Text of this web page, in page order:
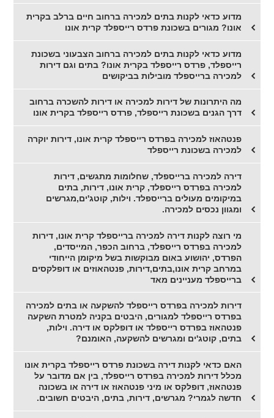
מדוע כדאי לקנות בתים למכירה ברחוב חיים ברלב בקרית
אונו? מגורים בשכונת פרדס רייספלד קרית אונו
מדוע כדאי לקנות בתים למכירה ברחוב הצבעוני בשכונת
רייספלד, פרדס רייספלד בקרית אונו? בתים וגם דירות
למכירה ברייספלד מובילות בביקושים
מה היתרונות של דירות למכירה או דירות להשכרה ברחוב
דרך הגנים בשכונת רייספלד, פרדס רייספלד בקרית אונו
פנטהאוז למכירה בפרדס רייספלד קרית אונו, דירות יוקרה
למכירה בשכונת רייספלד
דירה למכירה ברייספלד, שחלומות מתגשים, דירות
למכירה בפרדס רייספלד, קרית אונו, דירות, בתים
במיקומים מעולים ברייספלד. וילות, קוטג'ים,מגרשים
ומגוון נכסים למכירה.
מי רוצה לקנות דירה למכירה ברייספלד קרית אונו, דירות
למכירה בפרדס רייספלד, ברחוב הכפר, המייסדים,
הפרדס, יהושוע באום מבוקשות בשל מיקומן הייחודי
במרחב קרית אונו,בתים,דירות, פנטהאוזים או דופלקסים
ברייספלד מעניינים מאד
דירות למכירה בפרדס רייספלד להשקעה או בתים למכירה
בפרדס רייספלד למגורים, היבטים בקניה למטרת השקעה
פנטהאוז בפרדס רייספלד או דופלקס או דירה. וילות,
בתים, קוטג'ים ומגרשים להשקעה, האומנם?
האם כדאי לקנות דירה בשכונת פרדס רייספלד בקרית אונו
מכלל דירות למכירה בפרדס רייספלד, בין אם מדובר על
פנטהאוז, דופלקס או מיני פנטהאוז או דירה או בשכונה
חדשה לגמרי? מגרשים, דירות, בתים, היבטים חשובים.